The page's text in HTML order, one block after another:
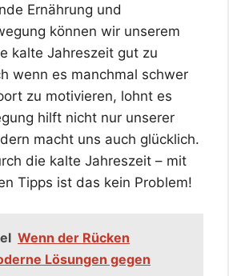
Ernährung und
können wir unserem
kalte Jahreszeit gut zu
wenn es manchmal schwer
zu motivieren, lohnt es
hilft nicht nur unserer
macht uns auch glücklich.
die kalte Jahreszeit – mit
Tipps ist das kein Problem!
Wenn der Rücken
Lösungen gegen